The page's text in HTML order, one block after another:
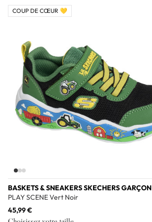
BASKETS & SNEAKERS SKECHERS GARÇON
PLAY SCENE Vert Noir
45,99 €
COUP DE CŒUR 💛